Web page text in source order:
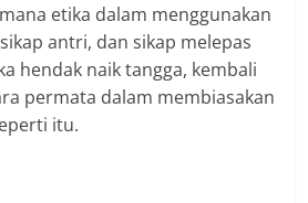
etika dalam menggunakan
antri, dan sikap melepas
hendak naik tangga, kembali
permata dalam membiasakan
itu.